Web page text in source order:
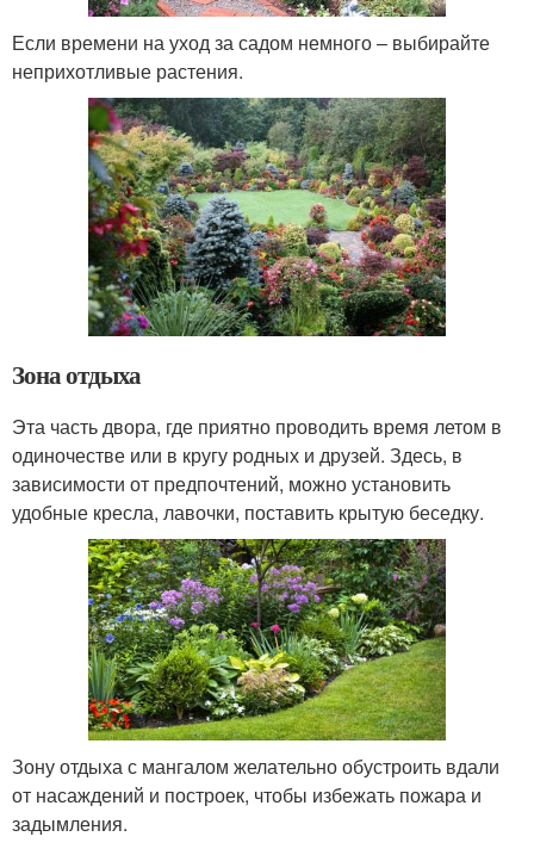
Если времени на уход за садом немного – выбирайте
неприхотливые растения.
Зона отдыха
Эта часть двора, где приятно проводить время летом в
одиночестве или в кругу родных и друзей. Здесь, в
зависимости от предпочтений, можно установить
удобные кресла, лавочки, поставить крытую беседку.
Зону отдыха с мангалом желательно обустроить вдали
от насаждений и построек, чтобы избежать пожара и
задымления.